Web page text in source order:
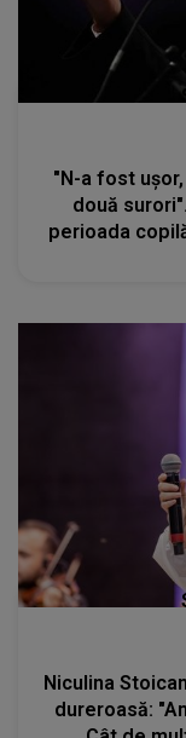
"N-a fost
două
perioada
Niculina
dureroasă: